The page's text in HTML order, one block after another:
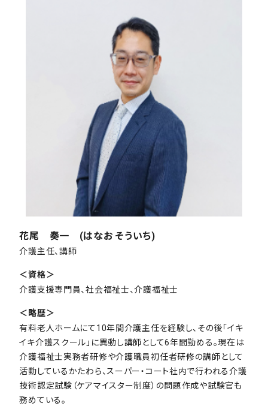
花尾 奏一 (はなお そういち)
介護主任、講師
＜資格＞
介護支援専門員、社会福祉士、介護福祉士
＜略歴＞
有料老人ホームにて10年間介護主任を経験し、その後「イキ
イキ介護スクール」に異動し講師として6年間勤める。現在は
介護福祉士実務者研修や介護職員初任者研修の講師として
活動しているかたわら、スーパー・コート社内で行われる介護
技術認定試験（ケアマイスター制度）の問題作成や試験官も
務めている。